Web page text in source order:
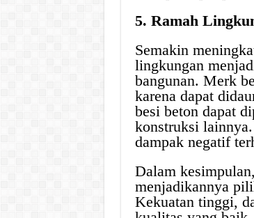
5. Ramah
Semakin
lingkungan
bangunan. Merk
karena dapat
besi beton dapat
konstruksi
dampak negatif
Dalam
menjadikannya
Kekuatan tinggi,